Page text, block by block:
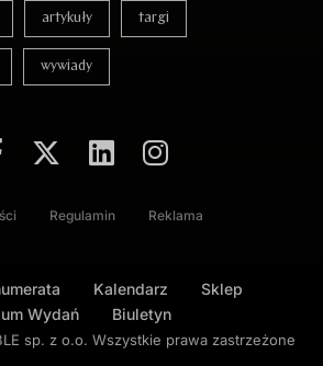
artykuły targi
wywiady
Regulamin Reklama
Kalendarz
Sklep
Wydań
Biuletyn
sp. z o.o. Wszystkie prawa zastrzeżone